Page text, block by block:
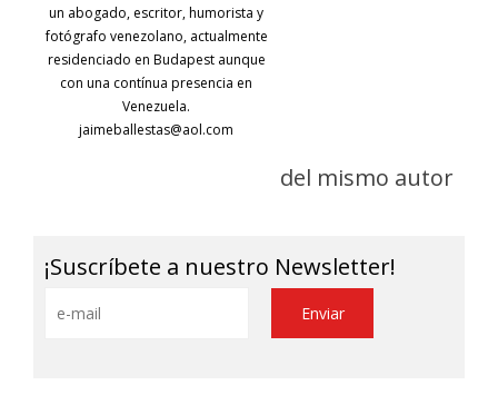
un abogado, escritor, humorista y
fotógrafo venezolano, actualmente
residenciado en Budapest aunque
con una contínua presencia en
Venezuela.
jaimeballestas@aol.com
del mismo autor
¡Suscríbete a nuestro Newsletter!